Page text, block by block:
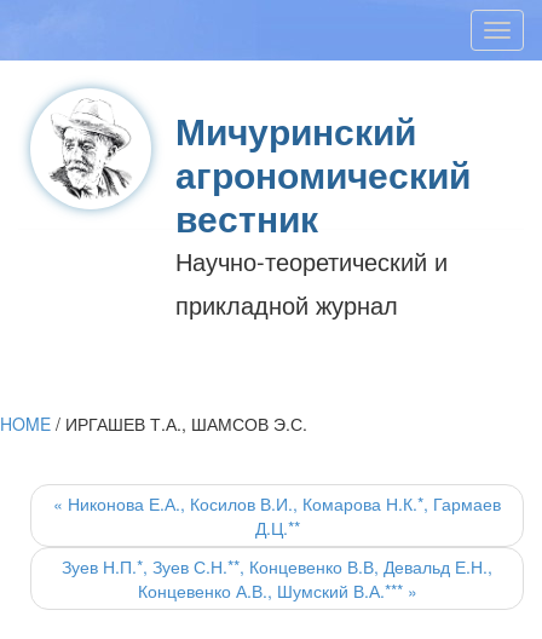
Мичуринский
агрономический
вестник
Научно-теоретический и
прикладной журнал
HOME / ИРГАШЕВ Т.А., ШАМСОВ Э.С.
Post
navigation
« Никонова Е.А., Косилов В.И., Комарова Н.К.*, Гармаев
Д.Ц.**
Зуев Н.П.*, Зуев С.Н.**, Концевенко В.В, Девальд Е.Н.,
Концевенко А.В., Шумский В.А.*** »